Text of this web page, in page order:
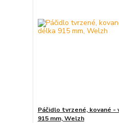
Páčidlo tvrzené, kované -
915 mm, Welzh